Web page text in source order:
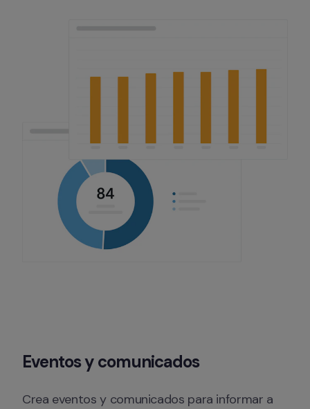
Eventos y comunicados
Crea eventos y comunicados para informar a